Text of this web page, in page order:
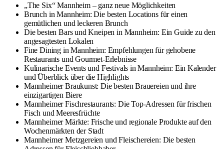
„The Six“ Mannheim – ganz neue Möglichkeiten
Brunch in Mannheim: Die besten Locations für einen
gemütlichen und leckeren Brunch
Die besten Bars und Kneipen in Mannheim: Ein Guide zu den
angesagtesten Lokalen
Fine Dining in Mannheim: Empfehlungen für gehobene
Restaurants und Gourmet-Erlebnisse
Kulinarische Events und Festivals in Mannheim: Ein Kalender
und Überblick über die Highlights
Mannheimer Braukunst: Die besten Brauereien und ihre
einzigartigen Biere
Mannheimer Fischrestaurants: Die Top-Adressen für frischen
Fisch und Meeresfrüchte
Mannheimer Märkte: Frische und regionale Produkte auf den
Wochenmärkten der Stadt
Mannheimer Metzgereien und Fleischereien: Die besten